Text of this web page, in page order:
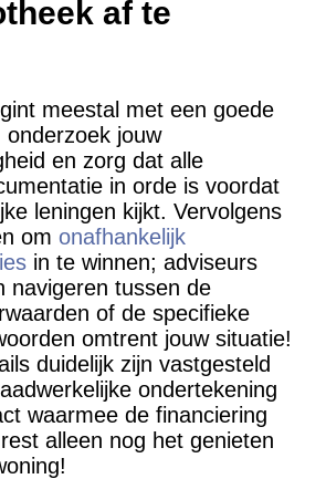
af te
meestal met een goede
jouw
en zorg dat alle
in orde is voordat
leningen kijkt. Vervolgens
om onafhankelijk
in te winnen; adviseurs
navigeren tussen de
of de specifieke
omtrent jouw situatie!
duidelijk zijn vastgesteld
ondertekening
waarmee de financiering
alleen nog het genieten